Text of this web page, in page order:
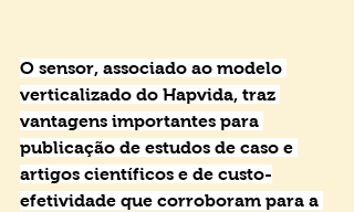
O sensor, associado ao modelo
verticalizado do Hapvida, traz
vantagens importantes para
publicação de estudos de caso e
artigos científicos e de custo-
efetividade que corroboram para a